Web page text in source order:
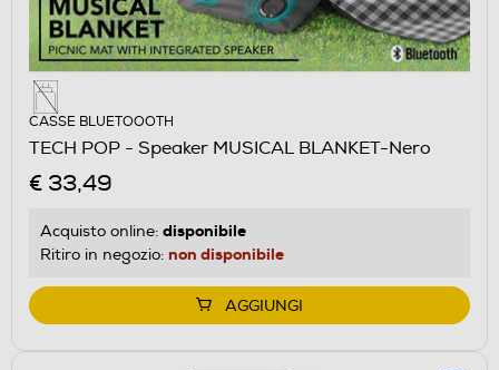
CASSE BLUETOOOTH
TECH POP - Speaker MUSICAL BLANKET-Nero
€ 33,49
Acquisto online: disponibile
Ritiro in negozio: non disponibile
AGGIUNGI